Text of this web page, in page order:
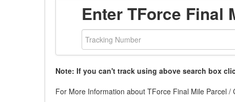
Enter TForce Final
Note: If you can't track using above search box
For More Information about TForce Final Mile Parcel